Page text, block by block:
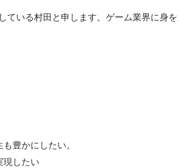
ている村田と申します。ゲーム業界に身
豊かにしたい。
現したい